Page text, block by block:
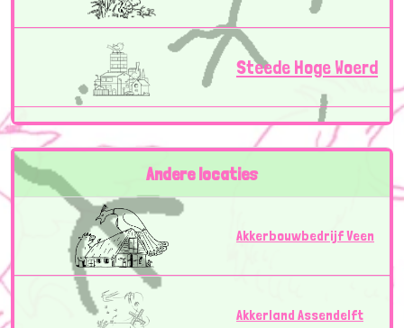
Steede Hoge Woerd
Andere locaties
Akkerbouwbedrijf Veen
Akkerland Assendelft